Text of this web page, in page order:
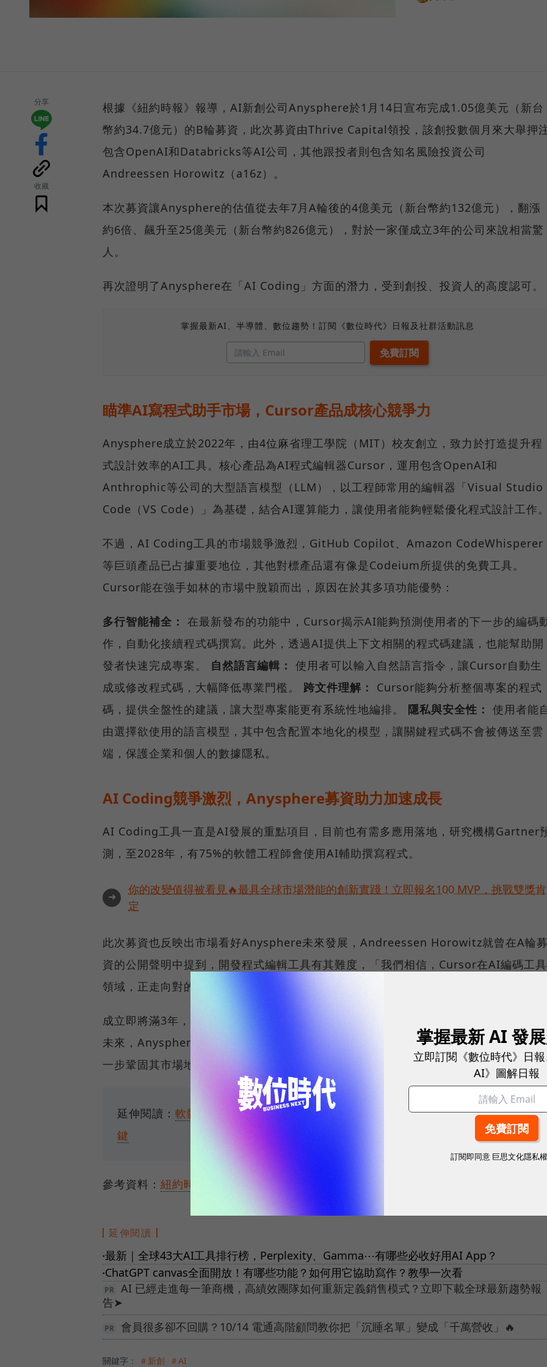
分享
收藏
根據《紐約時報》報導，AI新創公司Anysphere於1月14日宣布完成1.05億美元（新台
幣約34.7億元）的B輪募資，此次募資由Thrive Capital領投，該創投數個月來大舉押
包含OpenAI和Databricks等AI公司，其他跟投者則包含知名風險投資公司
Andreessen Horowitz（a16z）。
本次募資讓Anysphere的估值從去年7月A輪後的4億美元（新台幣約132億元），翻漲
約6倍、飆升至25億美元（新台幣約826億元），對於一家僅成立3年的公司來說相當驚
人。
再次證明了Anysphere在「AI Coding」方面的潛力，受到創投、投資人的高度認可。
掌握最新AI、半導體、數位趨勢！訂閱《數位時代》日報及社群活動訊息
瞄準AI寫程式助手市場，Cursor產品成核心競爭力
Anysphere成立於2022年，由4位麻省理工學院（MIT）校友創立，致力於打造提升程
式設計效率的AI工具。核心產品為AI程式編輯器Cursor，運用包含OpenAI和
Anthrophic等公司的大型語言模型（LLM），以工程師常用的編輯器「Visual Studio
Code（VS Code）」為基礎，結合AI運算能力，讓使用者能夠輕鬆優化程式設計工作
不過，AI Coding工具的市場競爭激烈，GitHub Copilot、Amazon CodeWhisperer
等巨頭產品已占據重要地位，其他對標產品還有像是Codeium所提供的免費工具。
Cursor能在強手如林的市場中脫穎而出，原因在於其多項功能優勢：
多行智能補全： 在最新發布的功能中，Cursor揭示AI能夠預測使用者的下一步的編碼
作，自動化接續程式碼撰寫。此外，透過AI提供上下文相關的程式碼建議，也能幫助開
發者快速完成專案。 自然語言編輯： 使用者可以輸入自然語言指令，讓Cursor自動生
成或修改程式碼，大幅降低專業門檻。 跨文件理解：
Cursor能夠分析整個專案的程式
碼，提供全盤性的建議，讓大型專案能更有系統性地編排。 隱私與安全性： 使用者能
由選擇欲使用的語言模型，其中包含配置本地化的模型，讓關鍵程式碼不會被傳送至雲
端，保護企業和個人的數據隱私。
AI Coding競爭激烈，Anysphere募資助力加速成長
AI Coding工具一直是AI發展的重點項目，目前也有需多應用落地，研究機構Gartner
測，至2028年，有75%的軟體工程師會使用AI輔助撰寫程式。
➜
你的改變值得被看見🔥最具全球市場潛能的創新實踐！立即報名100 MVP，挑戰雙獎肯
定
此次募資也反映出市場看好Anysphere未來發展，Andreessen Horowitz就曾在A輪
資的公開聲明中提到，開發程式編輯工具有其難度，「我們相信，Cursor在AI編碼工具
領域，正走向對的方向。」
成立即將滿3年，Anysphere的成長速度不凡，但是隨著AI Coding領域競爭日益激烈
未來，Anysphere將如何利用最新一輪募資，保持產品獨特性和提高用戶留存率，以進
一步鞏固其市場地位？大概是Anysphere和許多AI新創共同面臨的課題。
延伸閱讀： 軟體工程師會被AI Agent取代嗎？微軟裁員「1%」背後，透露生存關
鍵
參考資料： 紐約時報 Andreessen Horowitz
延伸閱讀
●最新｜全球43大AI工具排行榜，Perplexity、Gamma⋯有哪些必收好用AI App？
● ChatGPT canvas全面開放！有哪些功能？如何用它協助寫作？教學一次看
AI 已經走進每一筆商機，高績效團隊如何重新定義銷售模式？立即下載全球最新趨勢報
告➤
會員很多卻不回購？10/14 電通高階顧問教你把「沉睡名單」變成「千萬營收」🔥
關鍵字： ＃新創 ＃AI
掌握最新 AI 發
立即訂閱《數位時代》日
AI》圖解日報
訂閱即同意 巨思文化隱私